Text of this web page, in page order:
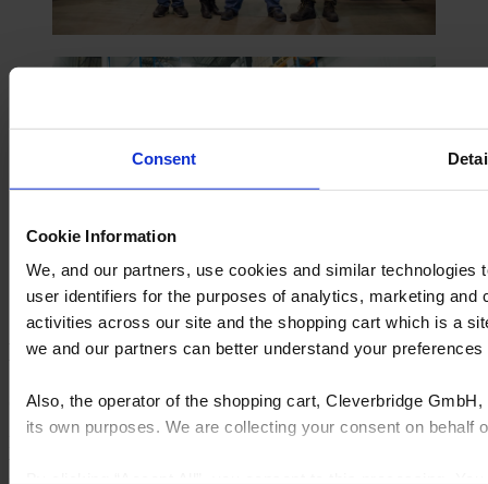
Consent
Cookie Information
We, and our partners, use cookies and similar
user identifiers for the purposes of analytics, marketing
activities across our site and the shopping cart which is a
we and our partners can better understand your
Also, the operator of the shopping cart, Cleverbridge
its own purposes. We are collecting your consent on
Die Ergebnisse
Schnellere Markteinführung neuer Produktlinien
Durch die Nutzung der fortschrittlichen Engineering-Funktionen